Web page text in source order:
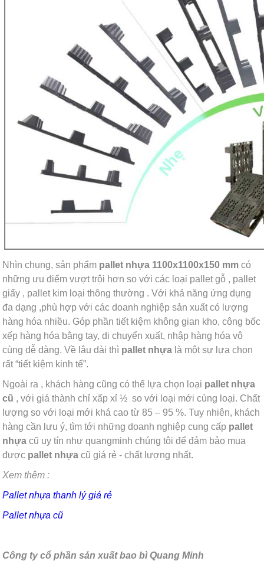
Nhìn chung, sản phẩm pallet nhựa 1100x1100x150 mm có
những ưu điểm vượt trội hơn so với các loại pallet gỗ , pallet
giấy , pallet kim loại thông thường . Với khả năng ứng dụng
đa dạng ,phù hợp với các doanh nghiệp sản xuất có lượng
hàng hóa nhiều. Góp phần tiết kiệm không gian kho, công bốc
xếp hàng hóa bằng tay, di chuyển xuất, nhập hàng hóa vô
cùng dễ dàng. Về lâu dài thì pallet nhựa là một sự lựa chọn
rất “tiết kiệm kinh tể”.
Ngoài ra , khách hàng cũng có thể lựa chọn loại pallet nhựa
cũ , với giá thành chỉ xấp xỉ ½ so với loại mới cùng loại. Chất
lượng so với loại mới khá cao từ 85 – 95 %. Tuy nhiên, khách
hàng cần lưu ý, tìm tới những doanh nghiệp cung cấp pallet
nhựa cũ uy tín như quangminh chúng tôi để đảm bảo mua
được pallet nhựa cũ giá rẻ - chất lượng nhất.
Xem thêm :
Pallet nhựa thanh lý giá rẻ
Pallet nhựa cũ
Công ty cổ phần sản xuất bao bì Quang Minh